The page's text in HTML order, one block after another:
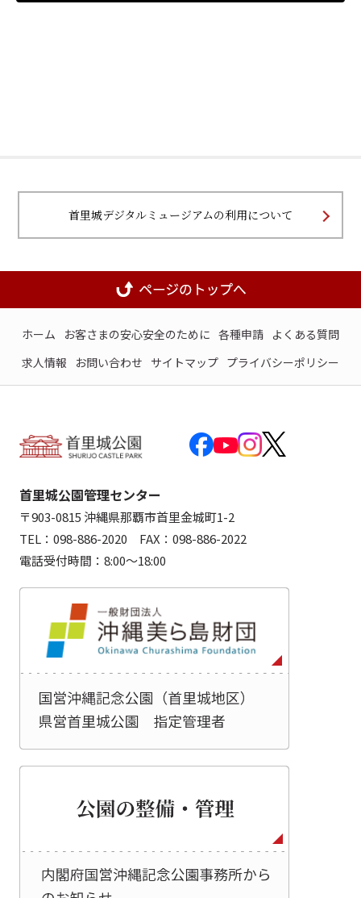
首里城デジタルミュージアムの利用について
ホーム お客さまの安心安全のために 各種申請 よくある質問
求人情報
お問い合わせ サイトマップ プライバシーポリシー
首里城公園管理センター
〒903-0815 沖縄県那覇市首里金城町1-2
TEL：098-886-2020 FAX：098-886-2022
電話受付時間：8:00～18:00